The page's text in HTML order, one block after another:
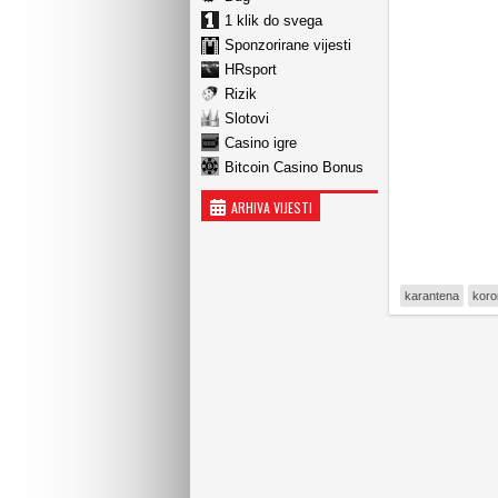
1 klik do svega
Sponzorirane vijesti
HRsport
Rizik
Slotovi
Casino igre
Bitcoin Casino Bonus
ARHIVA VIJESTI
karantena